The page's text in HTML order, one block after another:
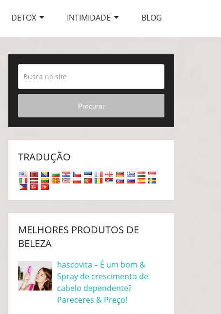
DETOX INTIMIDADE BLOG
Procurar
TRADUÇÃO
MELHORES PRODUTOS DE
BELEZA
hascovita – É um bom &
Spray de crescimento de
cabelo dependente?
Pareceres & Preço!